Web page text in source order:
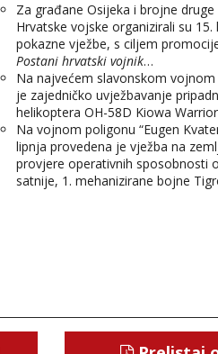
Za građane Osijeka i brojne
Hrvatske vojske organizirali su
pokazne vježbe, s ciljem
Postani hrvatski vojnik…
Na najvećem slavonskom vojnom
je zajedničko uvježbavanje
helikoptera OH-58D Kiowa
Na vojnom poligonu “Eugen
lipnja provedena je vježba na
provjere operativnih sposobnosti
satnije, 1. mehanizirane bojne